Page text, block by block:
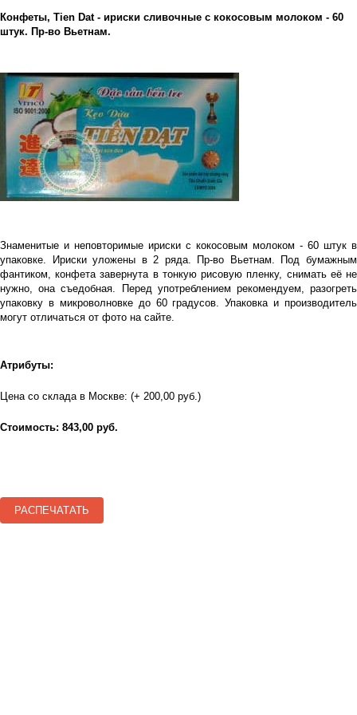
Конфеты, Tien Dat - ириски сливочные с кокосовым молоком - 60
штук. Пр-во Вьетнам.
Знаменитые и неповторимые ириски с кокосовым молоком - 60 штук в
упаковке. Ириски уложены в 2 ряда. Пр-во Вьетнам. Под бумажным
фантиком, конфета завернута в тонкую рисовую пленку, снимать её не
нужно, она съедобная. Перед употреблением рекомендуем, разогреть
упаковку в микроволновке до 60 градусов. Упаковка и производитель
могут отличаться от фото на сайте.
Атрибуты:
Цена со склада в Москве: (+ 200,00 руб.)
Стоимость: 843,00 руб.
РАСПЕЧАТАТЬ